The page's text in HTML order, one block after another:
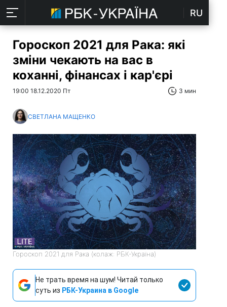
RU
Гороскоп 2021 для Рака: які
зміни чекають на вас в
коханні, фінансах і кар'єрі
19:00 18.12.2020 Пт 3 мин
СВЕТЛАНА МАЩЕНКО
Гороскоп 2021 для Рака (колаж: РБК-Україна)
Не трать время на шум! Читай только
суть из РБК-Украина в Google